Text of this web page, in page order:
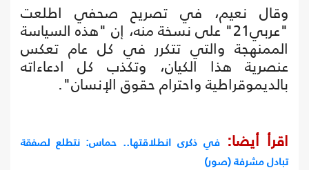
وقال نعيم، في تصريح صحفي اطلعت
"عربي21" على نسخة منه، إن "هذه السياسة
الممنهجة والتي تتكرر في كل عام تعكس
عنصرية هذا الكيان، وتكذب كل ادعاءاته
بالديموقراطية واحترام حقوق الإنسان".
اقرأ أيضا: في ذكرى انطلاقتها.. حماس: نتطلع لصفقة
تبادل مشرفة (صور)